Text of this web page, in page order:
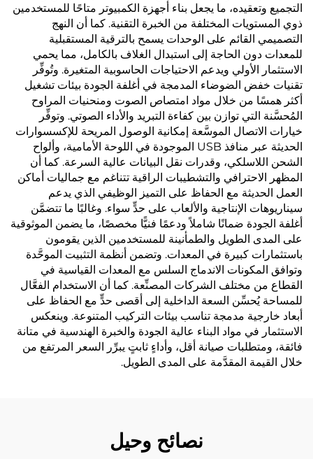
التجميع وتعقيده، ما يجعل بناء أجهزة الكمبيوتر متاحًا للمستخدمين
ذوي المستويات المختلفة من الخبرة التقنية. كما أن النهج
التصميمي القائم على الوحدات يسمح بالترقية المستقبلية
للمعدات دون الحاجة إلى استبدال الغلاف بالكامل، مما يحمي
الاستثمار الأولي ويدعم الاحتياجات الحاسوبية المتغيرة. وتُوفِّر
تقنيات خفض الضوضاء المدمجة في أغلفة الجودة بيئات تشغيل
أكثر همسًا من خلال مواد امتصاص الصوت ومنحنيات المراوح
المُحسَّنة التي توازن بين كفاءة التبريد والأداء الصوتي. وتوفِّر
خيارات الاتصال الموسَّعة إمكانية الوصول المريحة للإكسسوارات
الحديثة عبر منافذ USB الموجودة في اللوحة الأمامية، وألواح
الشحن اللاسلكي، وقدرات نقل البيانات عالية السرعة. كما أن
المظهر الاحترافي والتشطيبات الراقية تتناغم مع جماليات أماكن
العمل الحديثة مع الحفاظ على التميز الوظيفي الذي يدعم
سيناريوهات الإنتاجية والألعاب على حدٍّ سواء. وغالبًا ما تتضمَّن
أغلفة الجودة ضمانًا شاملاً ودعمًا فنيًّا مخصصًا، ما يضمن الموثوقية
على المدى الطويل والطمأنينة للمستخدمين الذين يقومون
باستثمارات كبيرة في المعدات. وتضمن أنظمة التثبيت الموحَّدة
وتوافق المكونات الاندماج السلس مع المعدات القياسية في
القطاع من مختلف الشركات المصنِّعة. كما أن الاستخدام الفعَّال
للمساحة يُحسِّن السعة الداخلية إلى أقصى حدٍّ مع الحفاظ على
أبعاد خارجية مدمجة تناسب بيئات التركيب المتنوعة. وينعكس
الاستثمار في مواد البناء عالية الجودة والخبرة الهندسية في متانة
فائقة، ومتطلبات صيانة أقل، وأداءٍ ثابتٍ يبرِّر السعر المرتفع من
خلال القيمة المقدَّمة على المدى الطويل.
نصائح وحيل